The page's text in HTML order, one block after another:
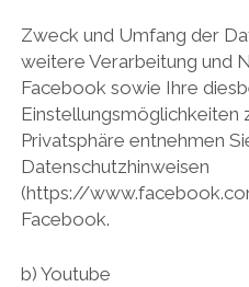
Zweck und Umfang der
weitere Verarbeitung und
Facebook sowie Ihre
Einstellungsmöglichkeiten
Privatsphäre entnehmen
Datenschutzhinweisen
(https://
Facebook.
b) Youtube